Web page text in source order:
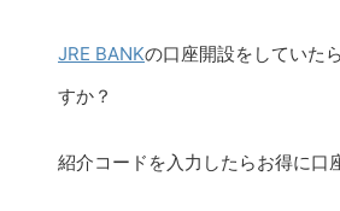
JRE BANKの口座開設をしていたら
すか？
紹介コードを入力したらお得に口